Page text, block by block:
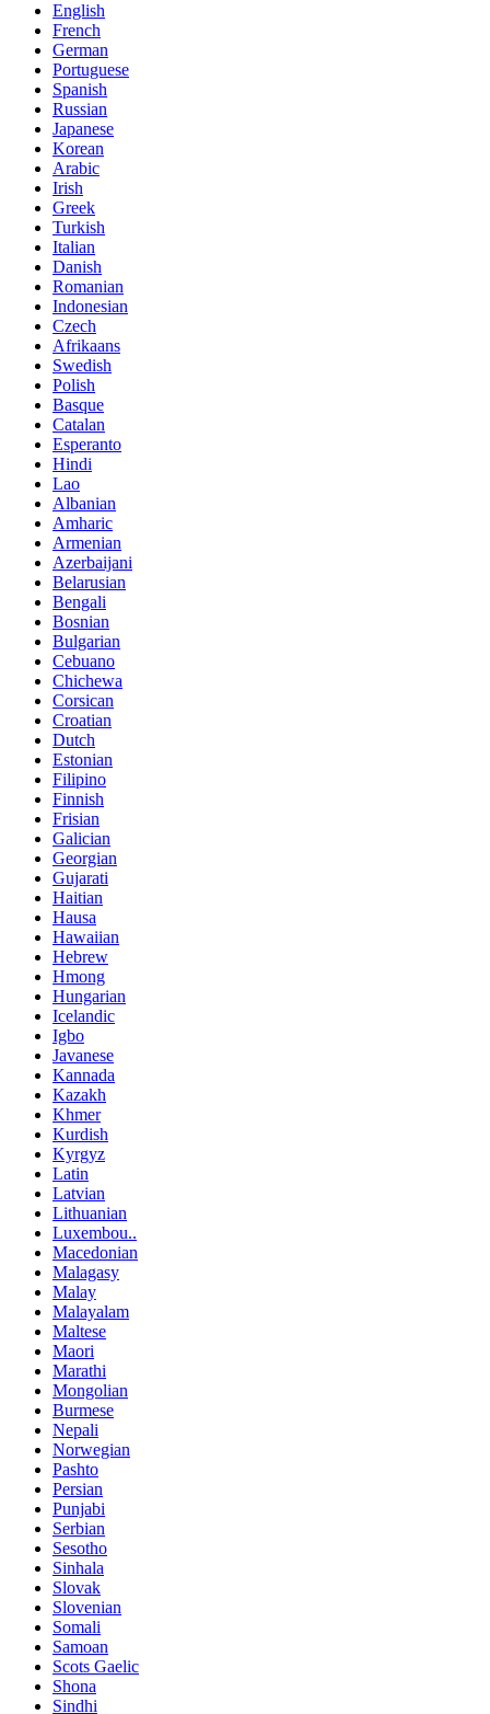
English
French
German
Portuguese
Spanish
Russian
Japanese
Korean
Arabic
Irish
Greek
Turkish
Italian
Danish
Romanian
Indonesian
Czech
Afrikaans
Swedish
Polish
Basque
Catalan
Esperanto
Hindi
Lao
Albanian
Amharic
Armenian
Azerbaijani
Belarusian
Bengali
Bosnian
Bulgarian
Cebuano
Chichewa
Corsican
Croatian
Dutch
Estonian
Filipino
Finnish
Frisian
Galician
Georgian
Gujarati
Haitian
Hausa
Hawaiian
Hebrew
Hmong
Hungarian
Icelandic
Igbo
Javanese
Kannada
Kazakh
Khmer
Kurdish
Kyrgyz
Latin
Latvian
Lithuanian
Luxembou..
Macedonian
Malagasy
Malay
Malayalam
Maltese
Maori
Marathi
Mongolian
Burmese
Nepali
Norwegian
Pashto
Persian
Punjabi
Serbian
Sesotho
Sinhala
Slovak
Slovenian
Somali
Samoan
Scots Gaelic
Shona
Sindhi